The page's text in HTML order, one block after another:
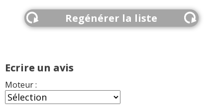
Regénérer la liste
Ecrire un avis
Moteur :